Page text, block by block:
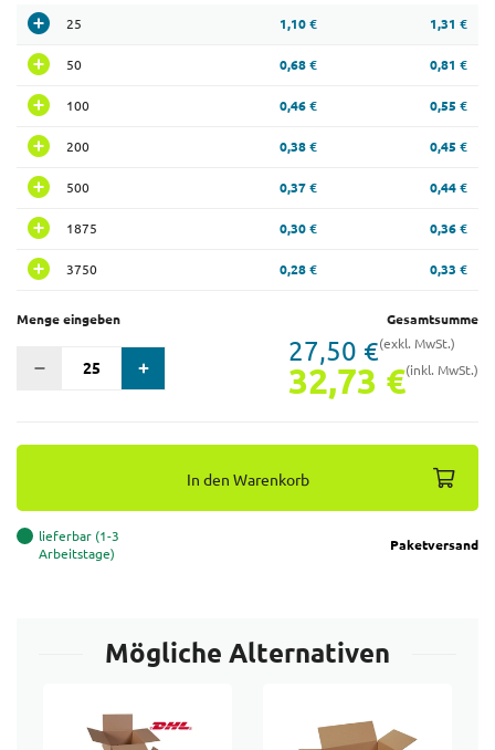
25 1,10 € 1,31 €
50 0,68 € 0,81 €
100 0,46 € 0,55 €
200 0,38 € 0,45 €
500 0,37 € 0,44 €
1875 0,30 € 0,36 €
3750 0,28 € 0,33 €
Menge eingeben Gesamtsumme
27,50 €(exkl. MwSt.)
32,73 €(inkl. MwSt.)
In den Warenkorb
lieferbar (1-3
Arbeitstage)
Paketversand
Mögliche Alternativen